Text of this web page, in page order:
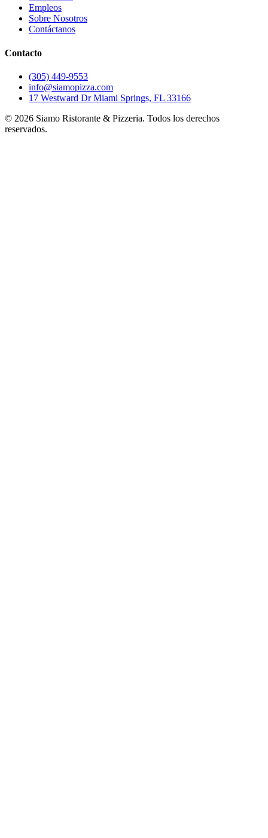
Empleos
Sobre Nosotros
Contáctanos
Contacto
(305) 449-9553
info@siamopizza.com
17 Westward Dr Miami Springs, FL 33166
© 2026 Siamo Ristorante & Pizzeria. Todos los derechos
reservados.